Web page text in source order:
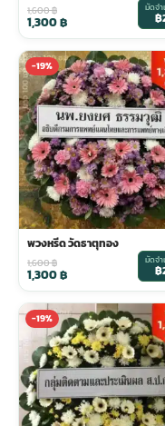
1,600฿
1,300฿
มัดจ
฿
-19%
พวงหรีด วัดธาตุทอง
1,600฿
1,300฿
มัดจ
฿
-19%